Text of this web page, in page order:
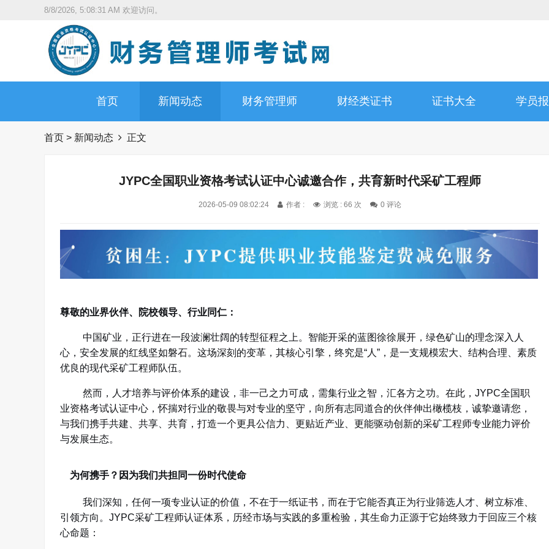
8/8/2026, 5:08:32 AM 欢迎访问。
首页 新闻动态 财务管理师 财经类证书 证书大全 学员
首页 > 新闻动态 正文
JYPC全国职业资格考试认证中心诚邀合作，共育新时代采矿工程师
2026-05-09 08:02:24 作者 : 浏览 : 66 次 0 评论
尊敬的业界伙伴、院校领导、行业同仁：
中国矿业，正行进在一段波澜壮阔的转型征程之上。智能开采的蓝图徐徐展开，绿色矿山的理念深入人
心，安全发展的红线坚如磐石。这场深刻的变革，其核心引擎，终究是“人 ” ，是一支规模宏大、结构合理、素质
优良的现代采矿工程师队伍。
然而，人才培养与评价体系的建设，非一己之力可成，需集行业之智，汇各方之功。在此，JYPC全国职
业资格考试认证中心，怀揣对行业的敬畏与对专业的坚守，向所有志同道合的伙伴伸出橄榄枝，诚挚邀请您，
与我们携手共建、共享、共育，打造一个更具公信力、更贴近产业、更能驱动创新的采矿工程师专业能力评价
与发展生态。
为何携手？因为我们共担同一份时代使命
我们深知，任何一项专业认证的价值，不在于一纸证书，而在于它能否真正为行业筛选人才、树立标准、
引领方向。 JYPC采矿工程师认证体系，历经市场与实践的多重检验，其生命力正源于它始终致力于回应三个核
心命题：